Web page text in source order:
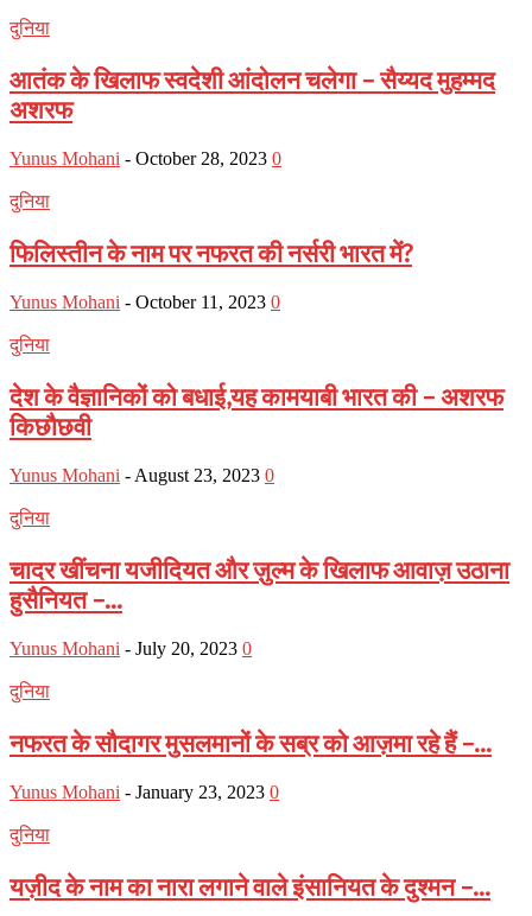
दुनिया
आतंक के खिलाफ स्वदेशी आंदोलन चलेगा – सैय्यद मुहम्मद
अशरफ
Yunus Mohani - October 28, 2023 0
दुनिया
फिलिस्तीन के नाम पर नफरत की नर्सरी भारत में?
Yunus Mohani - October 11, 2023 0
दुनिया
देश के वैज्ञानिकों को बधाई,यह कामयाबी भारत की – अशरफ
किछौछवी
Yunus Mohani - August 23, 2023 0
दुनिया
चादर खींचना यजीदियत और ज़ुल्म के खिलाफ आवाज़ उठाना
हुसैनियत –...
Yunus Mohani - July 20, 2023 0
दुनिया
नफरत के सौदागर मुसलमानों के सब्र को आज़मा रहे हैं –...
Yunus Mohani - January 23, 2023 0
दुनिया
यज़ीद के नाम का नारा लगाने वाले इंसानियत के दुश्मन –...